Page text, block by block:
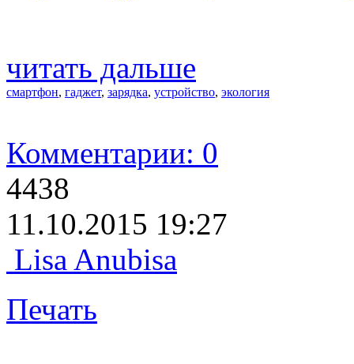
читать дальше
смартфон, гаджет, зарядка, устройство, экология
Комментарии: 0
4438
11.10.2015 19:27
Lisa Anubisa
Печать